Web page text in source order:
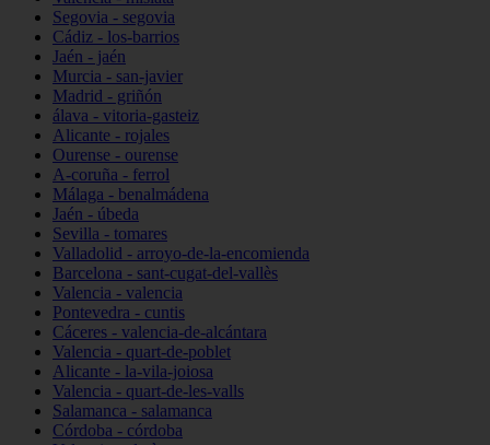
Segovia - segovia
Cádiz - los-barrios
Jaén - jaén
Murcia - san-javier
Madrid - griñón
álava - vitoria-gasteiz
Alicante - rojales
Ourense - ourense
A-coruña - ferrol
Málaga - benalmádena
Jaén - úbeda
Sevilla - tomares
Valladolid - arroyo-de-la-encomienda
Barcelona - sant-cugat-del-vallès
Valencia - valencia
Pontevedra - cuntis
Cáceres - valencia-de-alcántara
Valencia - quart-de-poblet
Alicante - la-vila-joiosa
Valencia - quart-de-les-valls
Salamanca - salamanca
Córdoba - córdoba